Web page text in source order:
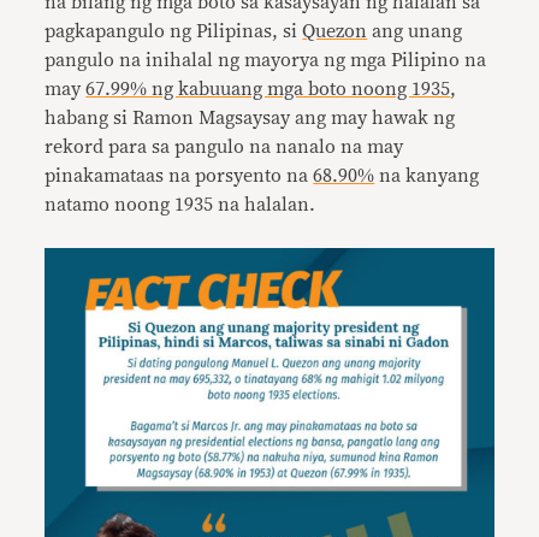
pagkapangulo ng Pilipinas, siQuezon ang unang
pangulo na inihalal ng mayorya ng mga Pilipino na
may67.99% ng kabuuang mga boto noong 1935,
habang si Ramon Magsaysay ang may hawak ng
rekord para sa pangulo na nanalo na may
pinakamataas na porsyento na68.90% na kanyang
natamo noong 1935 na halalan.